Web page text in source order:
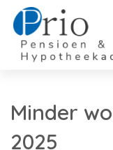
Minder
2025